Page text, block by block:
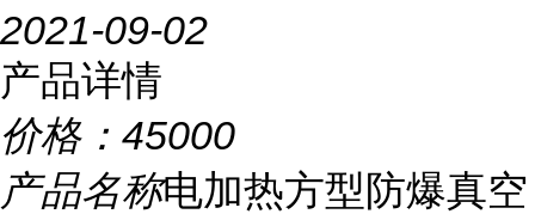
2021-09-02
产品详情
价格： 45000
产品名称电加热方型防爆真空